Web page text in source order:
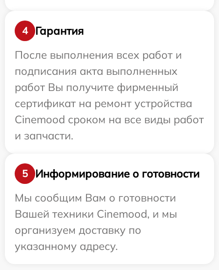
4
Гарантия
После выполнения всех работ и
подписания акта выполненных
работ Вы получите фирменный
сертификат на ремонт устройства
Cinemood сроком на все виды работ
и запчасти.
5
Информирование о готовности
Мы сообщим Вам о готовности
Вашей техники Cinemood, и мы
организуем доставку по
указанному адресу.